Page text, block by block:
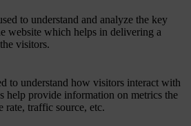
to understand and analyze the key
website which helps in delivering a
visitors.
to understand how visitors interact with
help provide information on metrics the
rate, traffic source, etc.